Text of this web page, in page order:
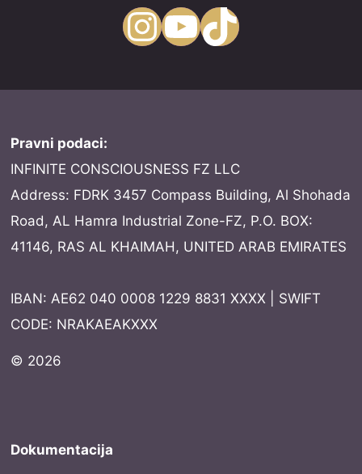
InstagramYouTube TikTok
Pravni podaci:
INFINITE CONSCIOUSNESS FZ LLC
Address: FDRK 3457 Compass Building, Al Shohada
Road, AL Hamra Industrial Zone-FZ, P.O. BOX:
41146, RAS AL KHAIMAH, UNITED ARAB EMIRATES
IBAN: AE62 040 0008 1229 8831 XXXX | SWIFT
CODE: NRAKAEAKXXX
© 2026
Dokumentacija